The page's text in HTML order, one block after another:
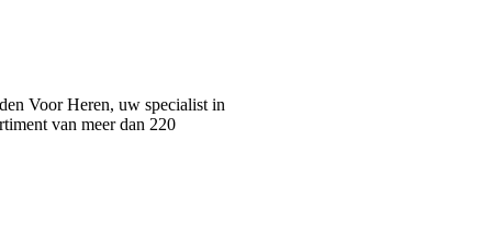
Voor Heren, uw specialist in
van meer dan 220